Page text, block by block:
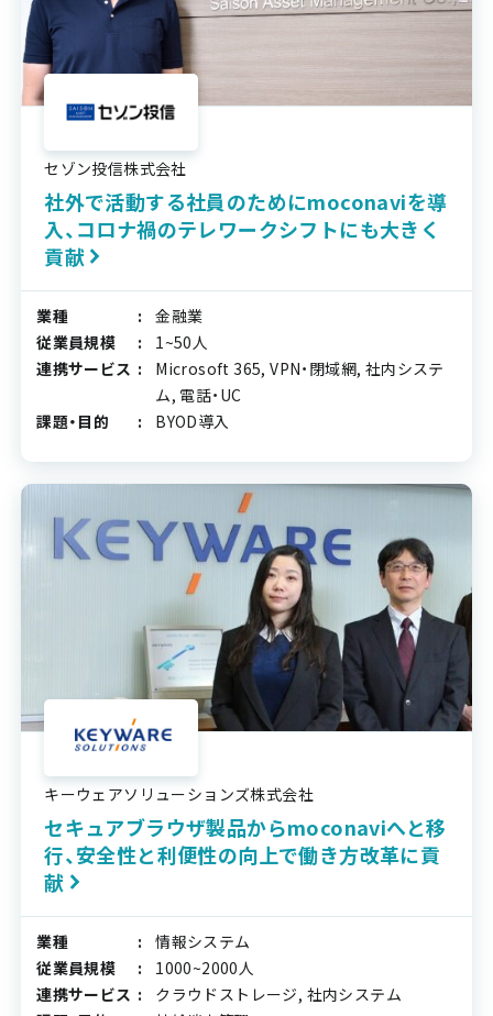
セゾン投信株式会社
社外で活動する社員のためにmoconaviを導
入、コロナ禍のテレワークシフトにも大きく
貢献
業種
金融業
従業員規模
1~50人
連携サービス
Microsoft 365, VPN・閉域網, 社内システ
ム, 電話・UC
課題・目的
BYOD導入
キーウェアソリューションズ株式会社
セキュアブラウザ製品からmoconaviへと移
行、安全性と利便性の向上で働き方改革に貢
献
業種
情報システム
従業員規模
1000~2000人
連携サービス
クラウドストレージ, 社内システム